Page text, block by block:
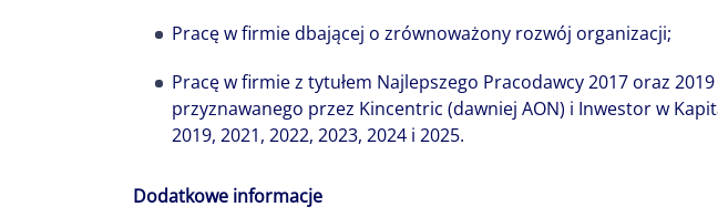
Pracę w firmie dbającej o zrównoważony rozwój organizacji;
Pracę w firmie z tytułem Najlepszego Pracodawcy 2017 oraz 2019
przyznawanego przez Kincentric (dawniej AON) i Inwestor w
2019, 2021, 2022, 2023, 2024 i 2025.
Dodatkowe informacje